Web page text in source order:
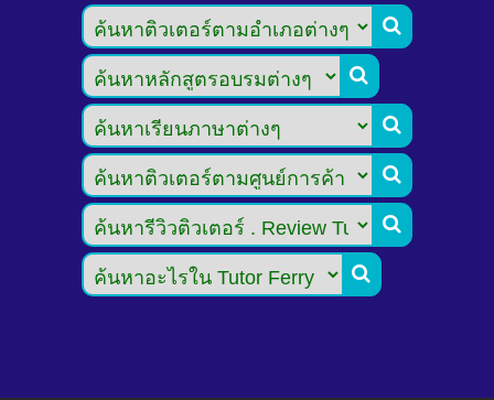





